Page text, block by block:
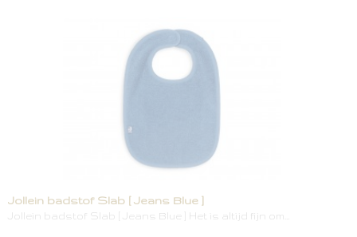
Jollein badstof Slab [ Jeans Blue ]
Jollein badstof Slab [ Jeans Blue ] Het is altijd fijn om…